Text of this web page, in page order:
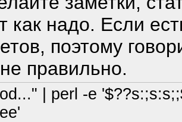
как надо. Если
поэтому
правильно.
| perl -e